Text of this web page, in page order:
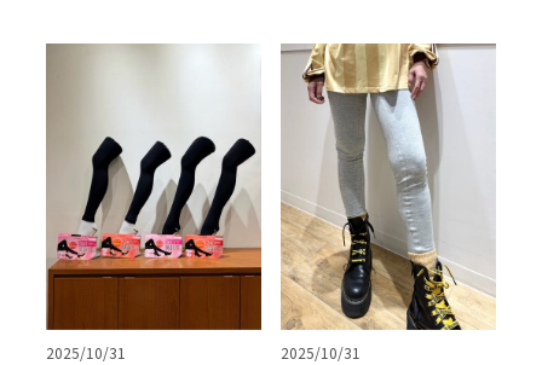
2025/10/31 2025/10/31